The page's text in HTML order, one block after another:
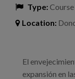
Type:Course
Location:
El
expansión en